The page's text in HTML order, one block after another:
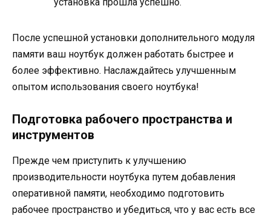
После успешной установки дополнительного модуля
памяти ваш ноутбук должен работать быстрее и
более эффективно. Наслаждайтесь улучшенным
опытом использования своего ноутбука!
Подготовка рабочего пространства и
инструментов
Прежде чем приступить к улучшению
производительности ноутбука путем добавления
оперативной памяти, необходимо подготовить
рабочее пространство и убедиться, что у вас есть все